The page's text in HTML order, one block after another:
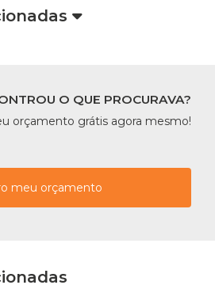
O QUE PROCURAVA?
orçamento grátis agora mesmo!
meu orçamento